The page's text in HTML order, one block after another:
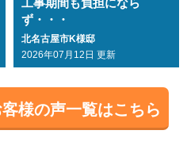
ず・・・
北名古屋市K様邸
2026年07月12日 更新
様の声一覧はこちら